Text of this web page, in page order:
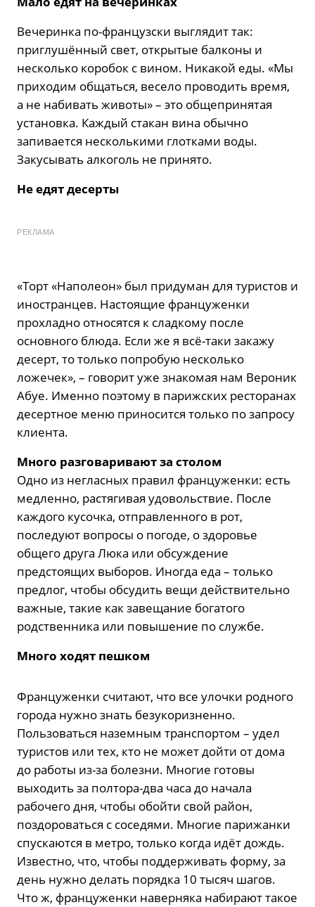
Вечеринка по-французски выглядит так:
приглушённый свет, открытые балконы и
несколько коробок с вином. Никакой еды. «Мы
приходим общаться, весело проводить время,
а не набивать животы» – это общепринятая
установка. Каждый стакан вина обычно
запивается несколькими глотками воды.
Закусывать алкоголь не принято.
Не едят десерты
РЕКЛАМА
«Торт «Наполеон» был придуман для туристов и
иностранцев. Настоящие француженки
прохладно относятся к сладкому после
основного блюда. Если же я всё-таки закажу
десерт, то только попробую несколько
ложечек», – говорит уже знакомая нам Вероник
Абуе. Именно поэтому в парижских ресторанах
десертное меню приносится только по запросу
клиента.
Много разговаривают за столом
Одно из негласных правил француженки: есть
медленно, растягивая удовольствие. После
каждого кусочка, отправленного в рот,
последуют вопросы о погоде, о здоровье
общего друга Люка или обсуждение
предстоящих выборов. Иногда еда – только
предлог, чтобы обсудить вещи действительно
важные, такие как завещание богатого
родственника или повышение по службе.
Много ходят пешком
Француженки считают, что все улочки родного
города нужно знать безукоризненно.
Пользоваться наземным транспортом – удел
туристов или тех, кто не может дойти от дома
до работы из-за болезни. Многие готовы
выходить за полтора-два часа до начала
рабочего дня, чтобы обойти свой район,
поздороваться с соседями. Многие парижанки
спускаются в метро, только когда идёт дождь.
Известно, что, чтобы поддерживать форму, за
день нужно делать порядка 10 тысяч шагов.
Что ж, француженки наверняка набирают такое